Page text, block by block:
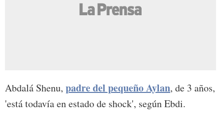
Abdalá Shenu, padre del pequeño Aylan, de 3 años,
'está todavía en estado de shock', según Ebdi.